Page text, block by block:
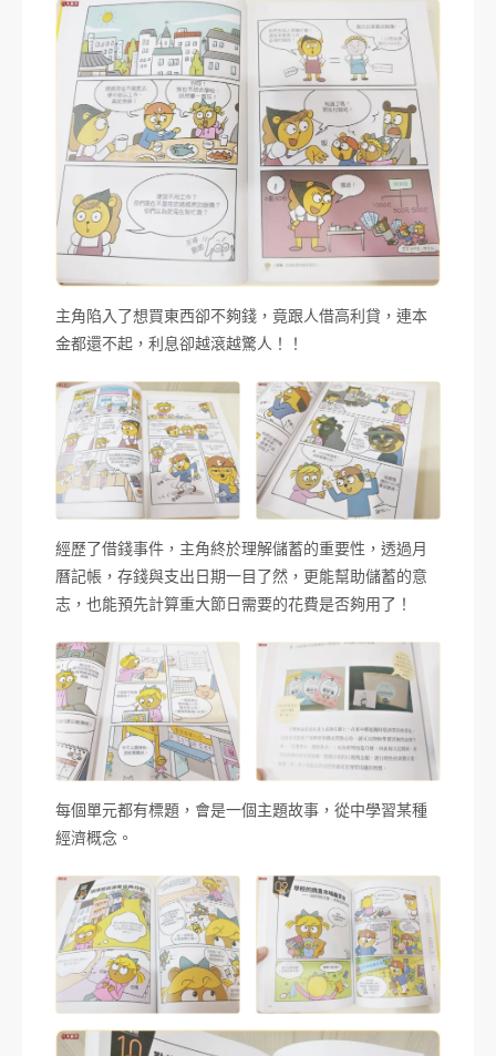
主角陷入了想買東西卻不夠錢，竟跟人借高利貸，連本
金都還不起，利息卻越滾越驚人！！
經歷了借錢事件，主角終於理解儲蓄的重要性，透過月
曆記帳，存錢與支出日期一目了然，更能幫助儲蓄的意
志，也能預先計算重大節日需要的花費是否夠用了！
每個單元都有標題，會是一個主題故事，從中學習某種
經濟概念。